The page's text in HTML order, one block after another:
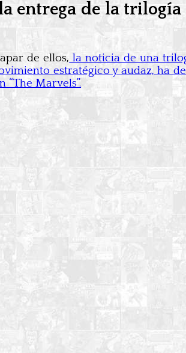
entrega de la
de ellos, la noticia de una
estratégico y audaz, ha
“The Marvels”.